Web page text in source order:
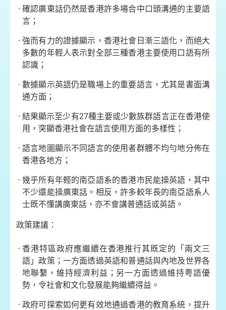
確認廣東話仍然是香港許多場合中口頭溝通的主要語
言；
強而有力的證據顯示，香港社會日漸三語化，而絕大
多數的年輕人表示對全部三種香港主要使用口語有所
認識；
數據顯示英語仍是職場上的重要語言，尤其是書面溝
通方面；
結果顯示至少有27種主要或少數族群語言正在香港使
用，突顯香港社會在語言使用方面的多樣性；
語言地圖顯示不同語言的使用者群體不均勻地分佈在
香港各地方；
幾乎所有年輕的南亞語系的香港市民能操英語，其中
不少還能操廣東話。相反，許多較年長的南亞語系人
士既不懂講廣東話，亦不會講普通話或英語。
政策建議：
香港特區政府應繼續在香港推行其既定的「兩文三
語」政策；一方面透過英語和普通話與內地及世界各
地聯繫，維持經濟利益；另一方面透過維持粤語優
勢，令社會和文化發展能夠繼續得益。
政府可探索如何更有效地通過香港的教育系統，提升